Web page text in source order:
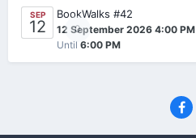
SEP
12 0
BookWalks #42
12 September 2026 4:00 PM
Until 6:00 PM